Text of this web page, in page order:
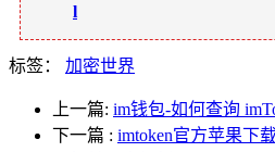
l
标签： 加密世界
上一篇: im钱包-如何查询
下一篇 : imtoken官方苹果下